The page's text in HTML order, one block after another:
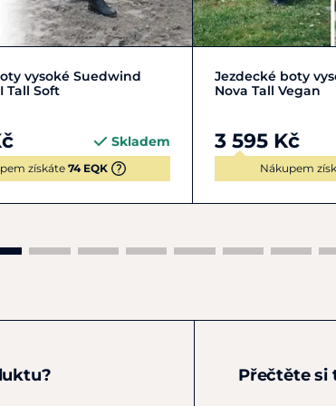
38 39 40 + 3
vysoké Suedwind
Tall Soft
Skladem
získáte74 EQK
36 37
Jezdecké boty
Nova Tall Vegan
3 595 Kč
Nákupem
Přečtěte si